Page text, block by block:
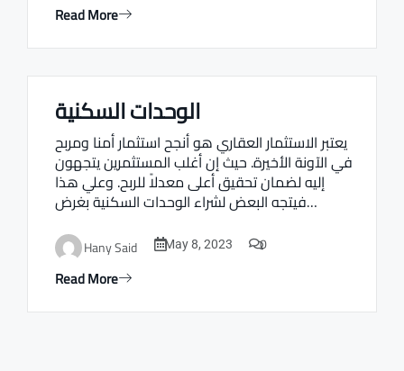
Read More
Real estate Estate ville
الوحدات السكنية
يعتبر الاستثمار العقاري هو أنجح استثمار أمنا ومربح
في الآونة الأخيرة. حيث إن أغلب المستثمرين يتجهون
إليه لضمان تحقيق أعلى معدلاً للربح. وعلي هذا
فيتجه البعض لشراء الوحدات السكنية بغرض…
Hany Said May 8, 2023 0
Read More